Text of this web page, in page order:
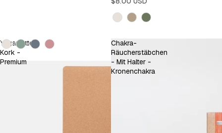
Kleur
Kleur
Yogamatte
Kork -
Premium
Chakra-
Räucherstäbchen
- Mit Halter -
Kronenchakra